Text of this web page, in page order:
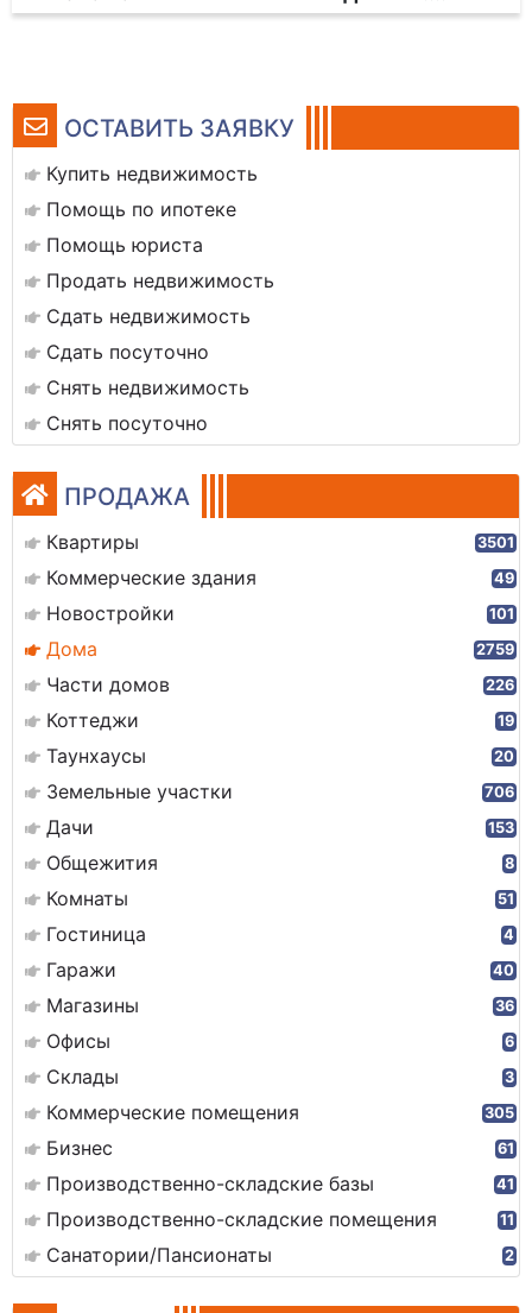
ОСТАВИТЬ ЗАЯВКУ
Купить недвижимость
Помощь по ипотеке
Помощь юриста
Продать недвижимость
Сдать недвижимость
Сдать посуточно
Снять недвижимость
Снять посуточно
ПРОДАЖА
Квартиры 3501
Коммерческие здания 49
Новостройки 101
Дома 2759
Части домов 226
Коттеджи 19
Таунхаусы 20
Земельные участки 706
Дачи 153
Общежития 8
Комнаты 51
Гостиница 4
Гаражи 40
Магазины 36
Офисы 6
Склады 3
Коммерческие помещения 305
Бизнес 61
Производственно-складские базы 41
Производственно-складские помещения 11
Санатории/Пансионаты 2